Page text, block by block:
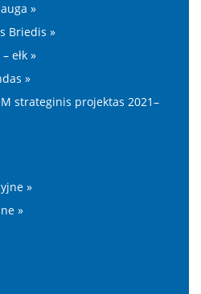
»
Briedis »
ełk »
»
strateginis projektas 2021–
»
»